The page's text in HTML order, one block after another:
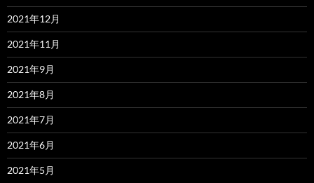
2021年12月
2021年11月
2021年9月
2021年8月
2021年7月
2021年6月
2021年5月